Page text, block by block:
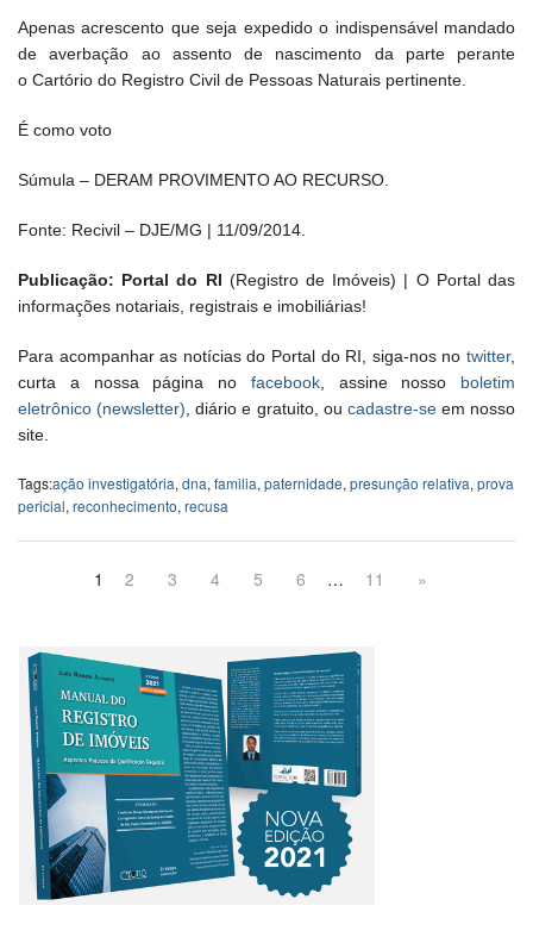
Apenas acrescento que seja expedido o indispensável mandado
de averbação ao assento de nascimento da parte perante
o Cartório do Registro Civil de Pessoas Naturais pertinente.
É como voto
Súmula – DERAM PROVIMENTO AO RECURSO.
Fonte: Recivil – DJE/MG | 11/09/2014.
Publicação: Portal do RI (Registro de Imóveis) | O Portal das
informações notariais, registrais e imobiliárias!
Para acompanhar as notícias do Portal do RI, siga-nos no twitter,
curta a nossa página no facebook, assine nosso boletim
eletrônico (newsletter) , diário e gratuito, ou cadastre-seem nosso
site.
Tags:ação investigatória, dna, familia, paternidade, presunção relativa, prova
pericial, reconhecimento, recusa
1 2 3 4 5 6 … 11 »